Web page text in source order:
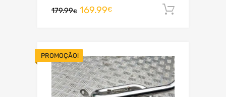
179.99€ 169.99€
PROMOÇÃO!